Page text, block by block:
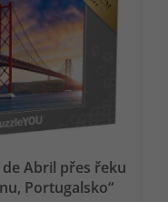
de Abril přes řeku
Portugalsko“